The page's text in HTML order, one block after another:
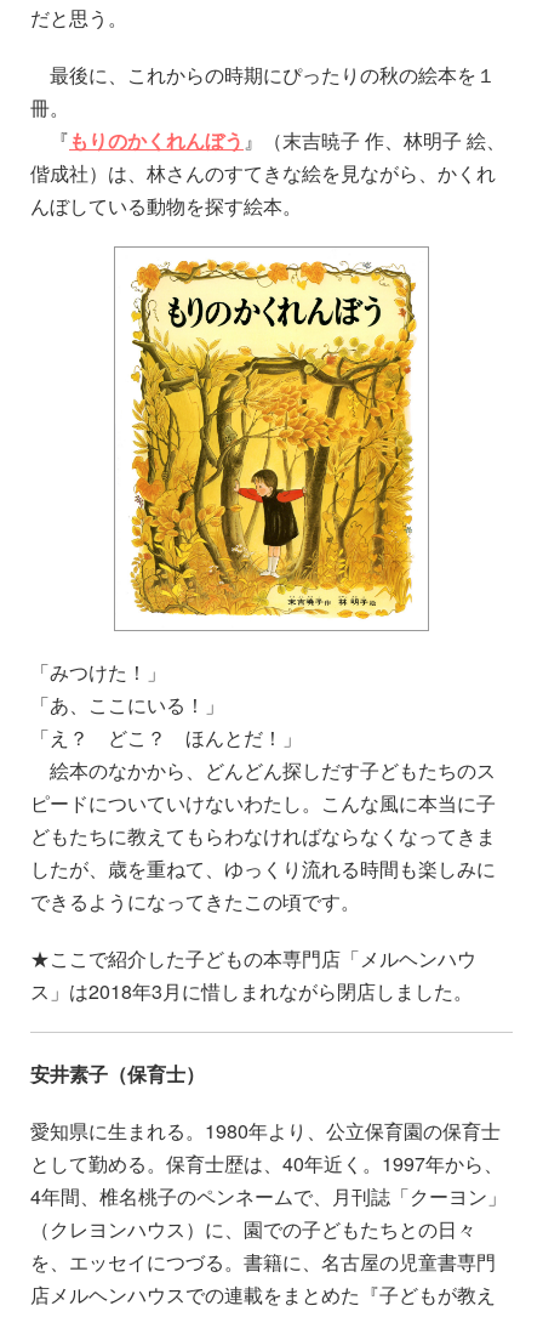
だと思う。
最後に、これからの時期にぴったりの秋の絵本を１
冊。
『もりのかくれんぼう 』（末吉暁子 作、林明子 絵、
偕成社）は、林さんのすてきな絵を見ながら、かくれ
んぼしている動物を探す絵本。
「みつけた！」
「あ、ここにいる！」
「え？ どこ？ ほんとだ！」
絵本のなかから、どんどん探しだす子どもたちのス
ピードについていけないわたし。こんな風に本当に子
どもたちに教えてもらわなければならなくなってきま
したが、歳を重ねて、ゆっくり流れる時間も楽しみに
できるようになってきたこの頃です。
★ここで紹介した子どもの本専門店「メルヘンハウ
ス」は2018年3月に惜しまれながら閉店しました。
安井素子（保育士）
愛知県に生まれる。1980年より、公立保育園の保育士
として勤める。保育士歴は、40年近く。1997年から、
4年間、椎名桃子のペンネームで、月刊誌「クーヨン」
（クレヨンハウス）に、園での子どもたちとの日々
を、エッセイにつづる。書籍に、名古屋の児童書専門
店メルヘンハウスでの連載をまとめた『子どもが教え